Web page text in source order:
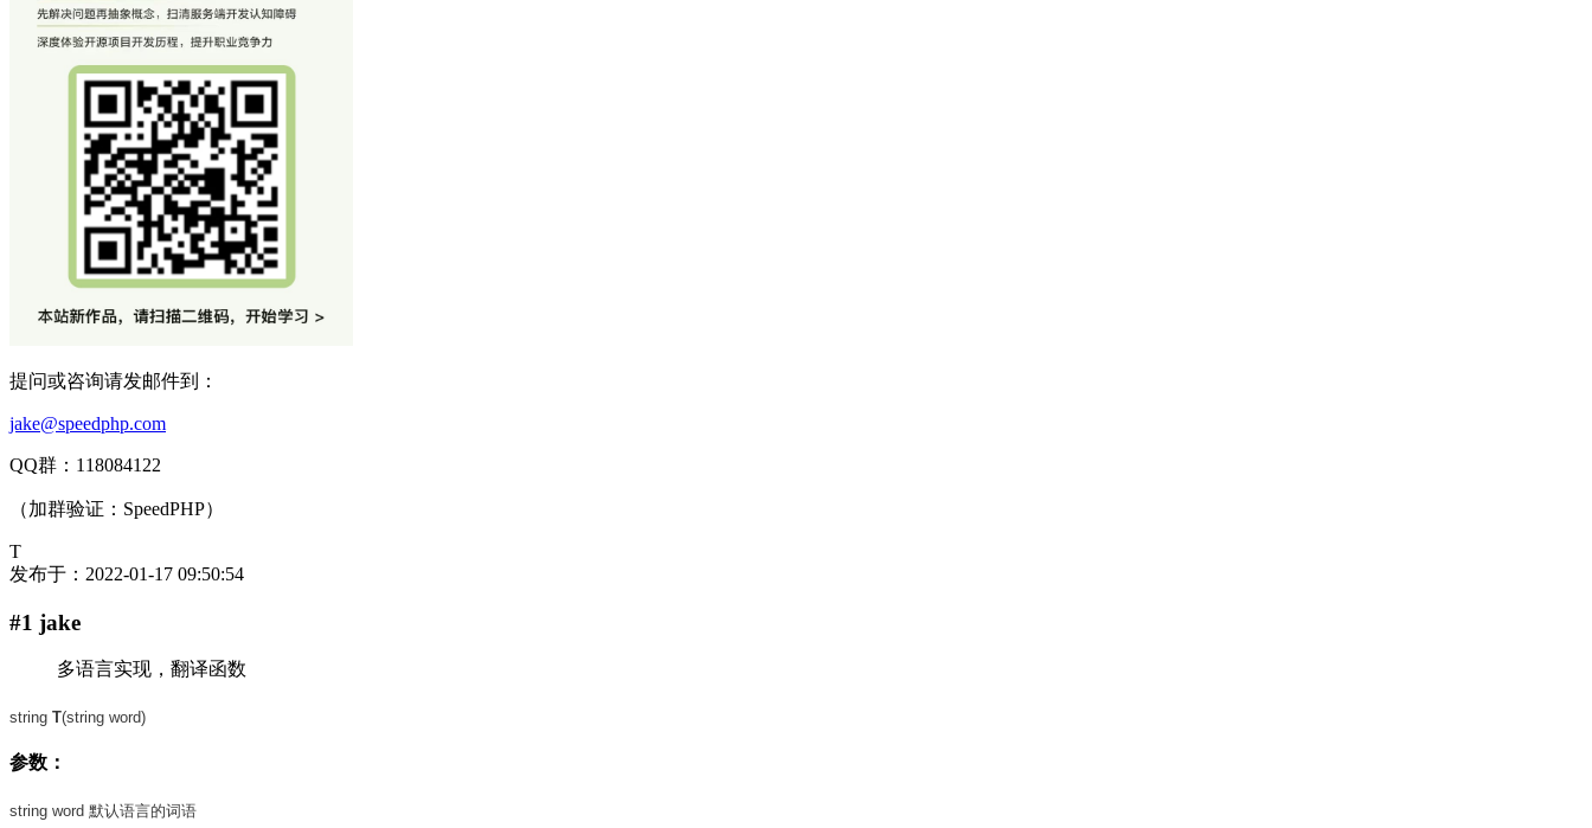
提问或咨询请发邮件到：
jake@speedphp.com
QQ群：118084122
（加群验证：SpeedPHP）
T
发布于： 2022-01-17 09:50:54
#1 jake
多语言实现，翻译函数
string T(string word)
参数：
string word 默认语言的词语